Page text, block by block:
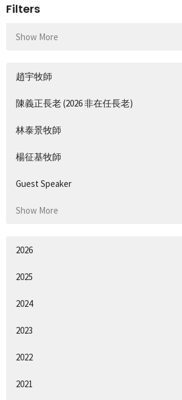
Filters
Show More
趙宇牧師
陳義正長老 (2026 非在任長老)
林泰景牧師
楊征基牧師
Guest Speaker
Show More
2026
2025
2024
2023
2022
2021